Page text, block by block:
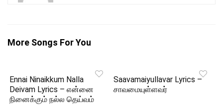
More Songs For You
Ennai Ninaikkum Nalla
Deivam Lyrics – என்னை
நினைக்கும் நல்ல தெய்வம்
Saavamaiyullavar Lyrics –
சாவமையுள்ளவர்